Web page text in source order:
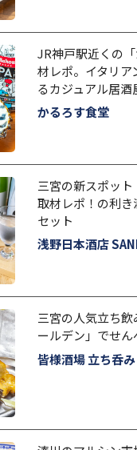
JR神戸駅近くの
材レポ。イタリ
るカジュアル居酒
かるろす食堂
三宮の新スポット
取材レポ！の利
セット
浅野日本酒店
三宮の人気立ち
ールデン」でせん
皆様酒場 立ち呑